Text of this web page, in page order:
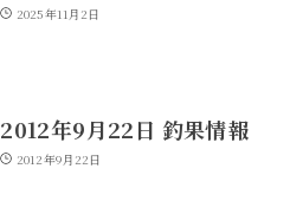
2025年11月2日
2012年9月22日 釣果情報
2012年9月22日